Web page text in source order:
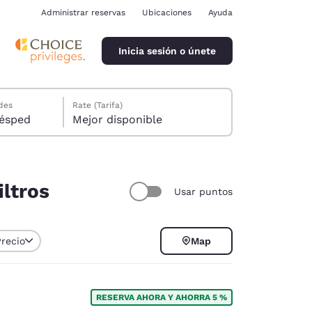
Administrar reservas Ubicaciones Ayuda
Inicia sesión o únete
1 huésped
Rate (Tarifa)
Mejor disponible
Usar puntos
Map
RESERVA AHORA Y AHORRA 5 %